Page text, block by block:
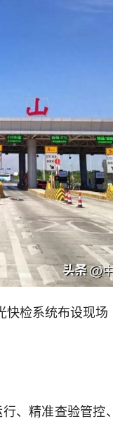
检系统布设现场
、精准查验管控